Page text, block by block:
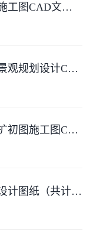
四川滨水广场园林景观工程施工图CAD文件（景观深化版）
很实用的某河溪边广场园林景观规划设计CAD图纸
武汉滨水广场园林景观工程扩初图施工图CAD文件（景观深化版）
某地文化广场园林景观规划设计图纸（共计11张）